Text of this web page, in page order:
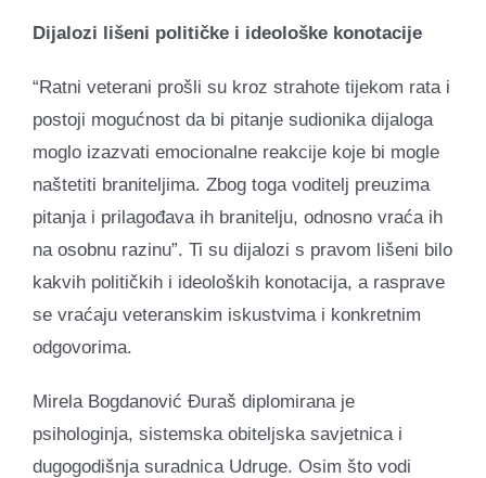
Dijalozi lišeni političke i ideološke konotacije
“Ratni veterani prošli su kroz strahote tijekom rata i
postoji mogućnost da bi pitanje sudionika dijaloga
moglo izazvati emocionalne reakcije koje bi mogle
naštetiti braniteljima. Zbog toga voditelj preuzima
pitanja i prilagođava ih branitelju, odnosno vraća ih
na osobnu razinu”. Ti su dijalozi s pravom lišeni bilo
kakvih političkih i ideoloških konotacija, a rasprave
se vraćaju veteranskim iskustvima i konkretnim
odgovorima.
Mirela Bogdanović Đuraš diplomirana je
psihologinja, sistemska obiteljska savjetnica i
dugogodišnja suradnica Udruge. Osim što vodi